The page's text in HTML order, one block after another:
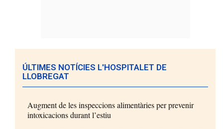
ÚLTIMES NOTÍCIES L'HOSPITALET DE
LLOBREGAT
Augment de les inspeccions alimentàries per prevenir
intoxicacions durant l’estiu